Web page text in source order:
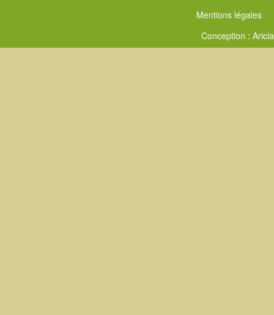
Mentions légales
Conception : Aricia